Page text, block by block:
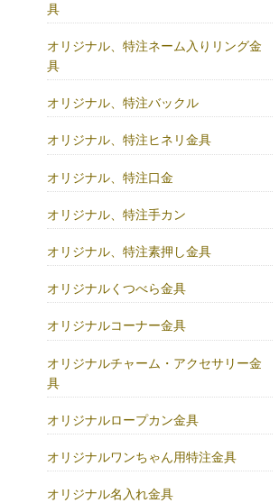
具
オリジナル、特注ネーム入りリング金
具
オリジナル、特注バックル
オリジナル、特注ヒネリ金具
オリジナル、特注口金
オリジナル、特注手カン
オリジナル、特注素押し金具
オリジナルくつべら金具
オリジナルコーナー金具
オリジナルチャーム・アクセサリー金
具
オリジナルロープカン金具
オリジナルワンちゃん用特注金具
オリジナル名入れ金具